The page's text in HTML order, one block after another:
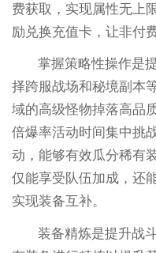
费获取，实现属性无上
励兑换充值卡，让非付
掌握策略性操作是
择跨服战场和秘境副本
域的高级怪物掉落高品
倍爆率活动时间集中挑
动，能够有效瓜分稀有
仅能享受队伍加成，还
实现装备互补。
装备精炼是提升战